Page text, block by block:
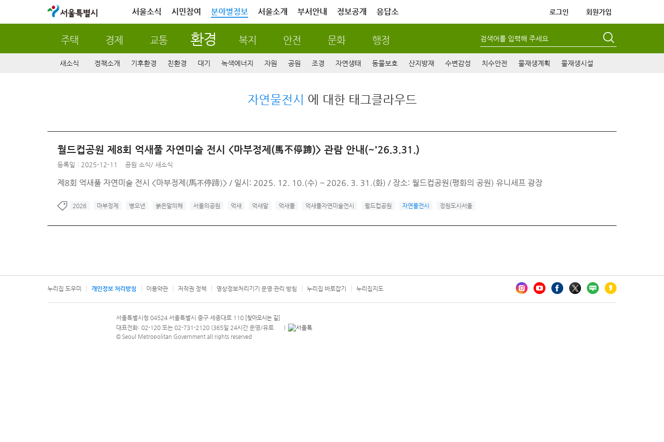
서울특별시 서울소식 시민참여 분야별정보 서울소개 부서안내 정보공개 응답소 로그인 회원가입
주택 경제 교통 환경 복지 안전 문화 행정 검색어를 입력해 주세요
새소식 정책소개 기후환경 친환경 대기 녹색에너지 자원 공원 조경 자연생태 동물보호 산지방재 수변감성 치수안전 물재생계획 물재생시설
자연물전시 에 대한 태그클라우드
월드컵공원 제8회 억새풀 자연미술 전시 <마부정제(馬不停蹄)> 관람 안내(~'26.3.31.)
등록일 : 2025-12-11 공원 소식/ 새소식
제8회 억새풀 자연미술 전시 <마부정제(馬不停蹄)> / 일시: 2025. 12. 10.(수) ~ 2026. 3. 31.(화) / 장소: 월드컵공원(평화의 공원) 유니세프 광장
2026 마부정제 병오년 붉은말의해 서울의공원 억새 억새말 억새풀 억새풀자연미술전시 월드컵공원 자연물전시 정원도시서울
누리집 도우미 개인정보 처리방침 이용약관 저작권 정책 영상정보처리기기 운영·관리 방침 누리집 바로잡기 누리집지도
문의 전화번호 120, 120 다산콜재단
서울특별시청 04524 서울특별시 중구 세종대로 110 [찾아오시는 길]
대표전화: 02-120 또는 02-731-2120 (365일 24시간 운영/유료 안내팝업 열기
)
© Seoul Metropolitan Government all rights reserved